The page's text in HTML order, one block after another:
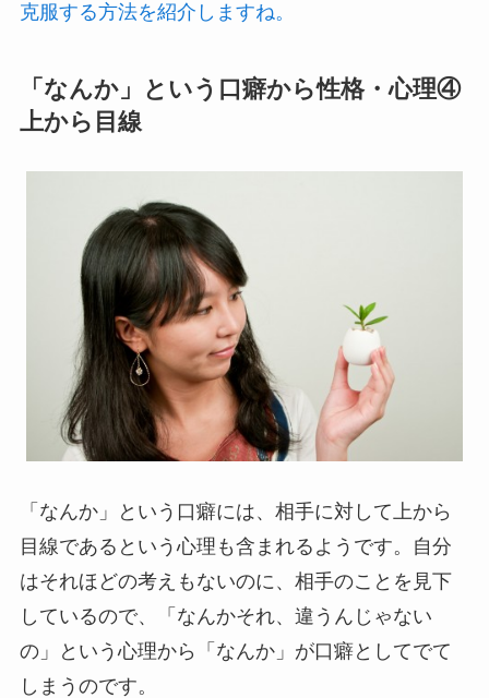
克服する方法を紹介しますね。
「なんか」という口癖から性格・心理④
上から目線
「なんか」という口癖には、相手に対して上から
目線であるという心理も含まれるようです。自分
はそれほどの考えもないのに、相手のことを見下
しているので、「なんかそれ、違うんじゃない
の」という心理から「なんか」が口癖としてでて
しまうのです。